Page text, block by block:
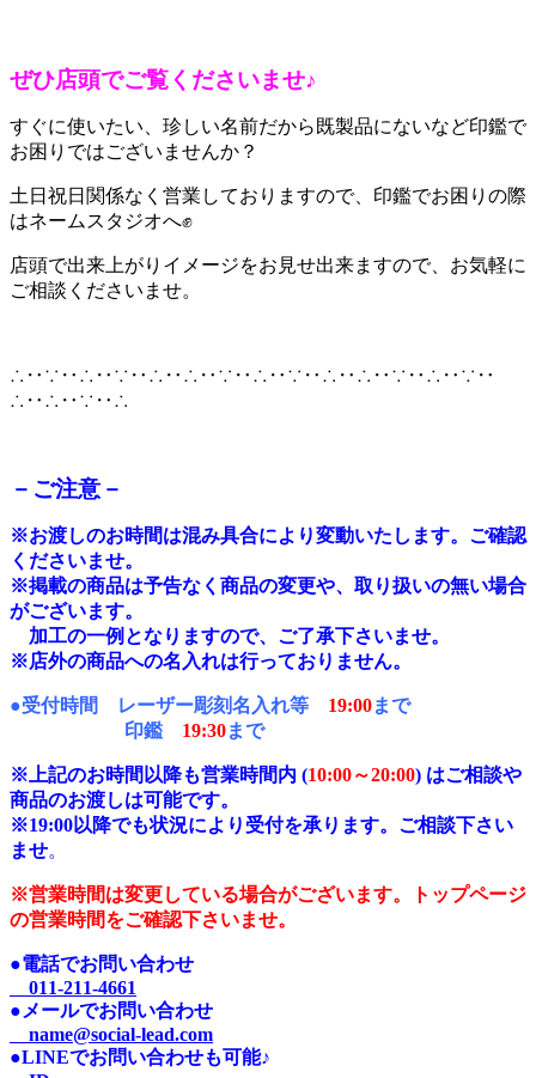
ぜひ店頭でご覧くださいませ♪
すぐに使いたい、珍しい名前だから既製品にないなど印鑑で
お困りではございませんか？
土日祝日関係なく営業しておりますので、印鑑でお困りの際
はネームスタジオへ✊
店頭で出来上がりイメージをお見せ出来ますので、お気軽に
ご相談くださいませ。
∴‥∵‥∴‥∵‥∴‥∴‥∵‥∴‥∵‥∴‥∴‥∵‥∴‥∵‥
∴‥∴‥∵‥∴
－ご注意－
※お渡しのお時間は混み具合により変動いたします。ご確認
くださいませ。
※掲載の商品は予告なく商品の変更や、取り扱いの無い場合
がございます。
加工の一例となりますので、ご了承下さいませ。
※店外の商品への名入れは行っておりません。
●受付時間 レーザー彫刻名入れ等 19:00まで
印鑑 19:30まで
※上記のお時間以降も営業時間内 (10:00～20:00) はご相談や
商品のお渡しは可能です。
※19:00以降でも状況により受付を承ります。ご相談下さい
ませ。
※営業時間は変更している場合がございます。トップページ
の営業時間をご確認下さいませ。
●電話でお問い合わせ
011-211-4661
●メールでお問い合わせ
name@social-lead.com
●LINEでお問い合わせも可能♪